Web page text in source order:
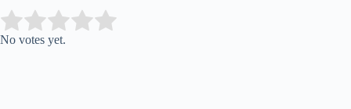
Rate this item:
No votes yet.